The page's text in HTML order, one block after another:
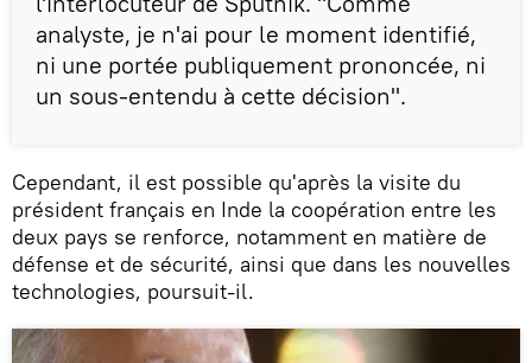
analyste, je n'ai pour le moment identifié,
ni une portée publiquement prononcée, ni
un sous-entendu à cette décision".
Cependant, il est possible qu'après la visite du
président français en Inde la coopération entre les
deux pays se renforce, notamment en matière de
défense et de sécurité, ainsi que dans les nouvelles
technologies, poursuit-il.